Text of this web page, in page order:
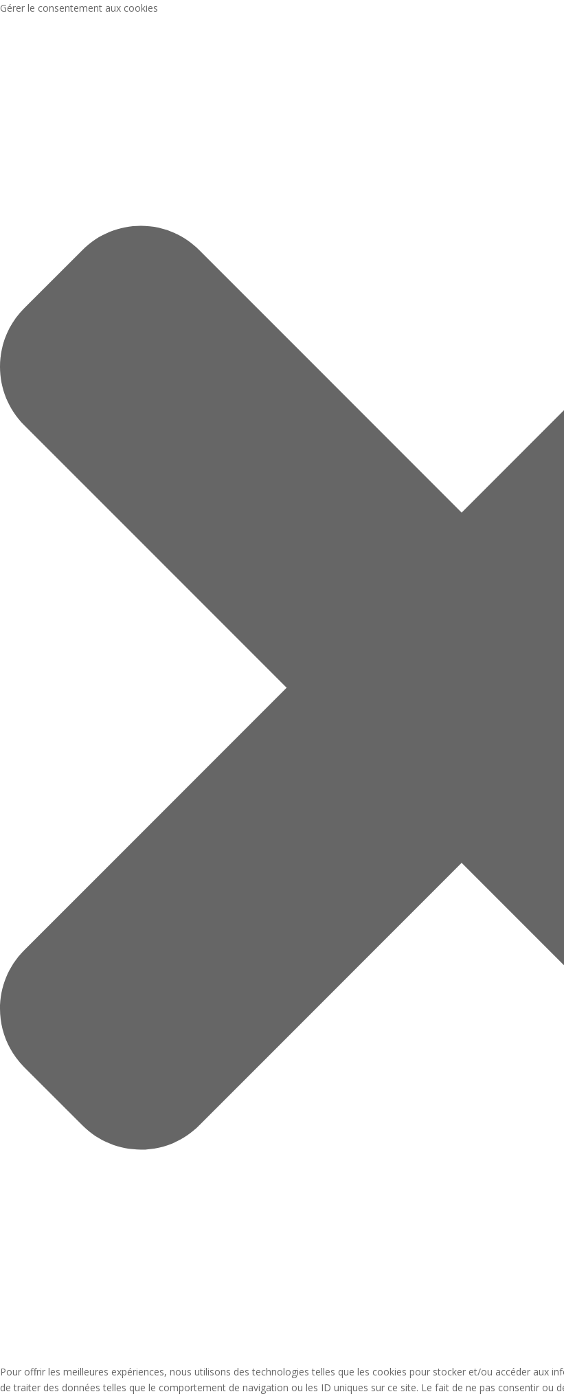
Gérer le consentement aux cookies
Pour offrir les meilleures expériences, nous utilisons des technologies telles que les cookies pour stocker et/ou accéder aux
de traiter des données telles que le comportement de navigation ou les ID uniques sur ce site. Le fait de ne pas consentir